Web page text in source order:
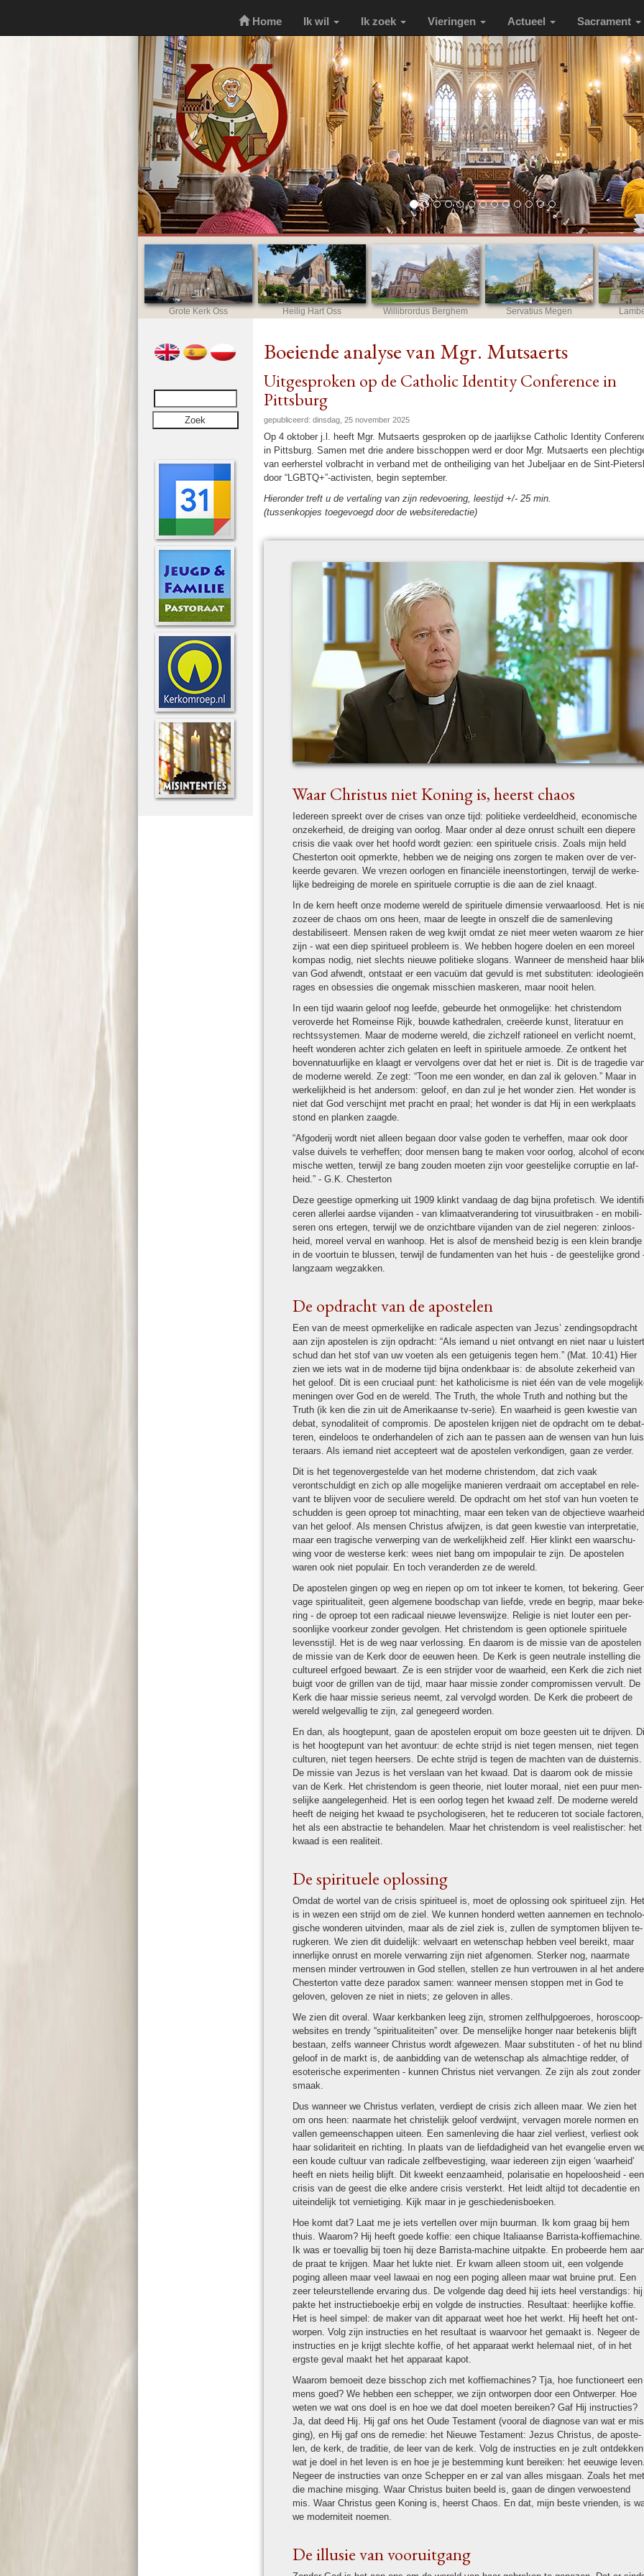
Home Ik wil Ik zoek Vieringen Actueel Sacrament
Previous
Grote Kerk Oss Heilig Hart Oss Willibrordus Berghem Servatius Megen
Boeiende analyse van Mgr. Mutsaerts
Uitgesproken op de Catholic Identity Conference in
Pittsburg
gepubliceerd: dinsdag, 25 november 2025
Op 4 ok­to­ber j.l. heeft Mgr. Mutsaerts ge­spro­ken op de jaar­lijkse Catholic Identity
in Pitts­burg. Samen met drie andere bis­schop­pen werd er door Mgr. Mutsaerts een
van eer­her­stel volbracht in ver­band met de ont­hei­liging van het Jubel­jaar en de Sint-
door “LGBTQ+”-activisten, begin sep­tem­ber.
Hier­on­der treft u de vertaling van zijn rede­voe­ring, lees­tijd +/- 25 min.
(tussenkopjes toe­ge­voegd door de web­si­teredactie)
Waar Christus niet Koning is, heerst chaos
Ieder­een spreekt over de crises van onze tijd: poli­tieke ver­deeld­heid, econo­mische
onzeker­heid, de drei­ging van oorlog. Maar onder al deze onrust schuilt een diepere
crisis die vaak over het hoofd wordt gezien: een spi­ri­tu­ele crisis. Zoals mijn held
Chesterton ooit opmerkte, hebben we de nei­ging ons zorgen te maken over de ver­
keerde gevaren. We vrezen oorlogen en finan­ciële ineenstor­tingen, terwijl de wer­ke­
lijke bedrei­ging de morele en spi­ri­tu­ele corruptie is die aan de ziel knaagt.
In de kern heeft onze moderne wereld de spi­ri­tu­ele dimensie ver­waar­loosd. Het is
zozeer de chaos om ons heen, maar de leegte in ons­zelf die de samen­le­ving
destabiliseert. Mensen raken de weg kwijt omdat ze niet meer weten waarom ze hier
zijn - wat een diep spi­ri­tu­eel probleem is. We hebben hogere doelen en een moreel
kompas nodig, niet slechts nieuwe poli­tieke slogans. Wanneer de mens­heid haar
van God afwendt, ont­staat er een vacuüm dat gevuld is met substituten:
rages en obsessies die ongemak mis­schien maskeren, maar nooit helen.
In een tijd waarin geloof nog leefde, gebeurde het onmoge­lijke: het chris­ten­dom
veroverde het Romeinse Rijk, bouwde ka­the­dralen, creëerde kunst, literatuur en
rechts­sys­te­men. Maar de moderne wereld, die zich­zelf rationeel en verlicht noemt,
heeft won­de­ren achter zich gelaten en leeft in spi­ri­tu­ele armoede. Ze ontkent het
bovenna­tuur­lijke en klaagt er ver­vol­gens over dat het er niet is. Dit is de tragedie
de moderne wereld. Ze zegt: “Toon me een won­der, en dan zal ik geloven.” Maar in
wer­ke­lijk­heid is het andersom: geloof, en dan zul je het won­der zien. Het won­der is
niet dat God verschijnt met pracht en praal; het won­der is dat Hij in een werk­plaats
stond en planken zaagde.
“Afgo­derij wordt niet alleen begaan door valse goden te verheffen, maar ook door
valse duivels te verheffen; door mensen bang te maken voor oorlog, alcohol of
mische wetten, terwijl ze bang zou­den moeten zijn voor gees­te­lij­ke corruptie en laf­
heid.” - G.K. Chesterton
Deze gees­tige opmer­king uit 1909 klinkt vandaag de dag bijna profe­tisch. We
ceren allerlei aardse vijan­den - van klimaat­ver­an­de­ring tot virusuitbraken - en mobi­li­
se­ren ons ertegen, terwijl we de onzicht­ba­re vijan­den van de ziel negeren: zinloos­
heid, moreel verval en wanhoop. Het is alsof de mens­heid bezig is een klein brandje
in de voortuin te blussen, terwijl de fun­da­men­ten van het huis - de gees­te­lij­ke grond
lang­zaam weg­zakken.
De opdracht van de apos­te­len
Een van de meest opmer­ke­lijke en radicale aspecten van Jezus’ zen­dings­op­dracht
aan zijn apos­te­len is zijn opdracht: “Als iemand u niet ont­vangt en niet naar u
schud dan het stof van uw voeten als een ge­tui­ge­nis tegen hem.” (Mat. 10:41) Hier
zien we iets wat in de moderne tijd bijna ondenk­baar is: de absolute zeker­heid van
het geloof. Dit is een cruciaal punt: het katho­li­cisme is niet één van de vele
meningen over God en de wereld. The Truth, the whole Truth and nothing but the
Truth (ik ken die zin uit de Ameri­kaanse tv-serie). En waar­heid is geen kwestie van
debat, synodali­teit of compro­mis. De apos­te­len krijgen niet de opdracht om te debat­
te­ren, eindeloos te onderhan­de­len of zich aan te passen aan de wensen van hun
te­raars. Als iemand niet ac­cep­teert wat de apos­te­len ver­kon­di­gen, gaan ze ver­der.
Dit is het tegen­over­ge­stelde van het moderne chris­ten­dom, dat zich vaak
verontschul­digt en zich op alle moge­lijke manieren verdraait om acceptabel en rele­
vant te blijven voor de seculiere wereld. De opdracht om het stof van hun voeten te
schud­den is geen oproep tot minach­ting, maar een teken van de objectieve waar­heid
van het geloof. Als mensen Christus afwijzen, is dat geen kwestie van in­ter­pre­ta­tie,
maar een tra­gische verwer­ping van de wer­ke­lijk­heid zelf. Hier klinkt een waar­schu­
wing voor de westerse kerk: wees niet bang om impopulair te zijn. De apos­te­len
waren ook niet populair. En toch ver­an­der­den ze de wereld.
De apos­te­len gingen op weg en riepen op om tot inkeer te komen, tot beke­ring.
vage spiri­tua­li­teit, geen algemene bood­schap van liefde, vrede en begrip, maar
ring - de oproep tot een radicaal nieuwe levens­wij­ze. Religie is niet louter een per­
soon­lijke voor­keur zon­der gevolgen. Het chris­ten­dom is geen optionele spi­ri­tu­ele
levens­stijl. Het is de weg naar verlos­sing. En daarom is de missie van de apos­te­len
de missie van de Kerk door de eeuwen heen. De Kerk is geen neutrale in­stel­ling die
cultureel erf­goed bewaart. Ze is een strij­der voor de waar­heid, een Kerk die zich niet
buigt voor de grillen van de tijd, maar haar missie zon­der compro­mis­sen vervult. De
Kerk die haar missie serieus neemt, zal ver­volgd wor­den. De Kerk die probeert de
wereld wel­ge­vallig te zijn, zal gene­geerd wor­den.
En dan, als hoogte­punt, gaan de apos­te­len eropuit om boze geesten uit te drijven.
is het hoogte­punt van het avontuur: de echte strijd is niet tegen mensen, niet tegen
culturen, niet tegen heersers. De echte strijd is tegen de machten van de duisternis.
De missie van Jezus is het verslaan van het kwaad. Dat is daarom ook de missie
van de Kerk. Het chris­ten­dom is geen theorie, niet louter moraal, niet een puur men­
se­lijke aan­gele­gen­heid. Het is een oorlog tegen het kwaad zelf. De moderne wereld
heeft de nei­ging het kwaad te psychologiseren, het te reduceren tot sociale factoren,
het als een abstractie te behan­de­len. Maar het chris­ten­dom is veel rea­lis­tischer: het
kwaad is een reali­teit.
De spi­ri­tu­ele oplos­sing
Omdat de wor­tel van de crisis spi­ri­tu­eel is, moet de oplos­sing ook spi­ri­tu­eel zijn. Het
is in wezen een strijd om de ziel. We kunnen hon­derd wetten aan­ne­men en techno­lo­
gische won­de­ren uitvin­den, maar als de ziel ziek is, zullen de symptomen blijven te­
rug­ke­ren. We zien dit dui­de­lijk: wel­vaart en weten­schap hebben veel bereikt, maar
inner­lijke onrust en morele ver­war­ring zijn niet afgeno­men. Sterker nog, naarmate
mensen min­der ver­trouwen in God stellen, stellen ze hun ver­trouwen in al het
Chesterton vatte deze paradox samen: wanneer mensen stoppen met in God te
geloven, geloven ze niet in niets; ze geloven in alles.
We zien dit overal. Waar kerk­banken leeg zijn, stromen zelf­hulpgoeroes, horoscoop­
web­sites en trendy “spiri­tua­li­teiten” over. De men­se­lijke hon­ger naar bete­ke­nis blijft
bestaan, zelfs wanneer Christus wordt afgewezen. Maar substituten - of het nu blind
geloof in de markt is, de aanbid­ding van de weten­schap als almach­tige red­der, of
esote­rische experi­menten - kunnen Christus niet ver­vangen. Ze zijn als zout zon­der
smaak.
Dus wanneer we Christus verlaten, verdiept de crisis zich alleen maar. We zien het
om ons heen: naarmate het chris­te­lijk geloof verdwijnt, vervagen morele normen en
vallen ge­meen­schappen uiteen. Een samen­le­ving die haar ziel verliest, verliest ook
haar soli­da­ri­teit en rich­ting. In plaats van de lief­da­dig­heid van het evan­ge­lie erven
een koude cultuur van radicale zelfbevesti­ging, waar ieder­een zijn eigen ‘waar­heid’
heeft en niets heilig blijft. Dit kweekt een­zaam­heid, polari­sa­tie en hopeloos­heid - een
crisis van de geest die elke andere crisis ver­sterkt. Het leidt altijd tot deca­dentie en
uit­ein­delijk tot ver­nie­ti­ging. Kijk maar in je ge­schie­de­nis­boeken.
Hoe komt dat? Laat me je iets ver­tellen over mijn buurman. Ik kom graag bij hem
thuis. Waarom? Hij heeft goede koffie: een chique Ita­li­aanse Barrista-koffiemachine.
Ik was er toevallig bij toen hij deze Barrista-machine uitpakte. En probeerde hem
de praat te krijgen. Maar het lukte niet. Er kwam alleen stoom uit, een volgende
poging alleen maar veel lawaai en nog een poging alleen maar wat bruine prut. Een
zeer teleurstellende erva­ring dus. De volgende dag deed hij iets heel ver­stan­digs: hij
pakte het in­struc­tie­boekje erbij en volgde de in­struc­ties. Re­sul­taat: heer­lijke koffie.
Het is heel simpel: de maker van dit apparaat weet hoe het werkt. Hij heeft het ont­
wor­pen. Volg zijn in­struc­ties en het re­sul­taat is waarvoor het gemaakt is. Negeer de
in­struc­ties en je krijgt slechte koffie, of het apparaat werkt helemaal niet, of in het
ergste geval maakt het het apparaat kapot.
Waarom bemoeit deze bis­schop zich met koffiemachines? Tja, hoe func­tio­neert een
mens goed? We hebben een schepper, we zijn ont­wor­pen door een Ontwerper. Hoe
weten we wat ons doel is en hoe we dat doel moeten bereiken? Gaf Hij in­struc­ties?
Ja, dat deed Hij. Hij gaf ons het Oude Testa­ment (vooral de diagnose van wat er
ging), en Hij gaf ons de remedie: het Nieuwe Testa­ment: Jezus Christus, de apos­te­
len, de kerk, de traditie, de leer van de kerk. Volg de in­struc­ties en je zult ont­dek­ken
wat je doel in het leven is en hoe je je bestem­ming kunt bereiken: het eeuwige
Negeer de in­struc­ties van onze Schepper en er zal van alles mis­gaan. Zoals het met
die machine mis­ging. Waar Christus buiten beeld is, gaan de dingen verwoestend
mis. Waar Christus geen Koning is, heerst Chaos. En dat, mijn beste vrien­den, is
we moderni­teit noemen.
De illusie van voor­uit­gang